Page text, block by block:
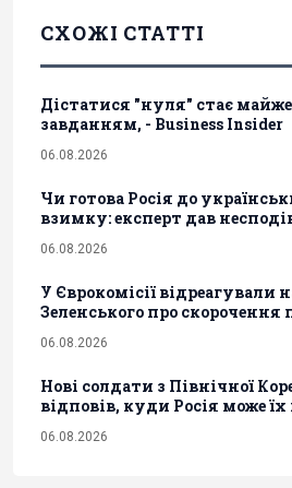
СХОЖІ СТАТТІ
Дістатися "нуля" стає
завданням, - Business Insider
06.08.2026
Чи готова Росія до
взимку: експерт дав
06.08.2026
У Єврокомісії відреагували
Зеленського про скорочення
06.08.2026
Нові солдати з Північної
відповів, куди Росія може
06.08.2026